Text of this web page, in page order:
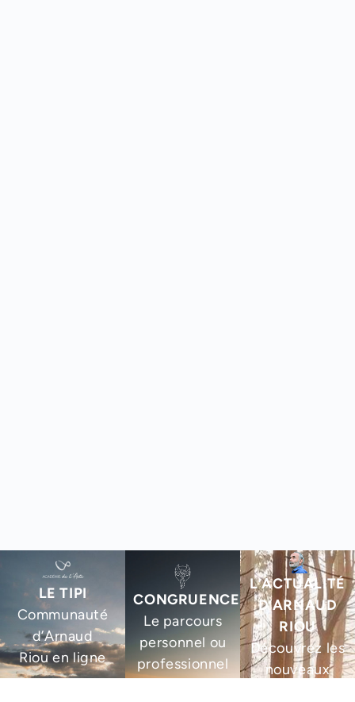
LE TIPI
Communauté
d’Arnaud
Riou en ligne
CONGRUENCE
Le parcours
personnel ou
professionnel
L’ACTUALITÉ
D’ARNAUD
RIOU
Découvrez les
nouveaux